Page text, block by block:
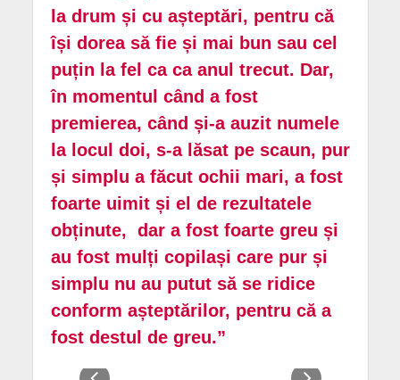
la drum și cu așteptări, pentru că
își dorea să fie și mai bun sau cel
puțin la fel ca ca anul trecut. Dar,
în momentul când a fost
premierea, când și-a auzit numele
la locul doi, s-a lăsat pe scaun, pur
și simplu a făcut ochii mari, a fost
foarte uimit și el de rezultatele
obținute, dar a fost foarte greu și
au fost mulți copilași care pur și
simplu nu au putut să se ridice
conform așteptărilor, pentru că a
fost destul de greu.”